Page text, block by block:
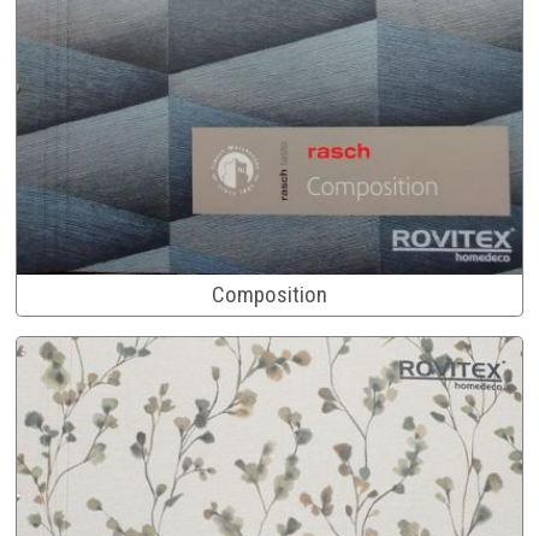
Composition